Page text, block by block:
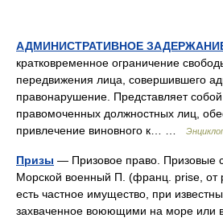
АДМИНИСТРАТИВНОЕ
кратковременное ограничение
передвижения лица, совершившего
правонарушение. Представляет
правомоченных должностных лиц,
привлечение виновного к… …
Призы — Призовое право. Призовые
Морской военный П. (франц. prise, от
есть частное имущество, при
захваченное воюющими на море или